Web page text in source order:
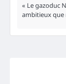
« Le gazoduc
ambitieux que